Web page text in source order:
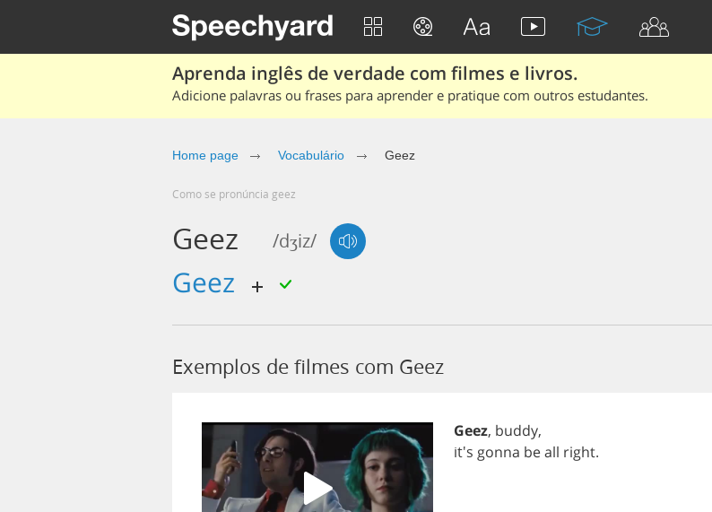
Aprenda inglês de verdade com filmes e livros.
Adicione palavras ou frases para aprender e pratique com outros estudantes.
Home page Vocabulário Geez
Como se pronúncia geez
Geez /dʒiz/
geez
Exemplos de filmes com Geez
Geez, buddy,
it's gonna beall right.